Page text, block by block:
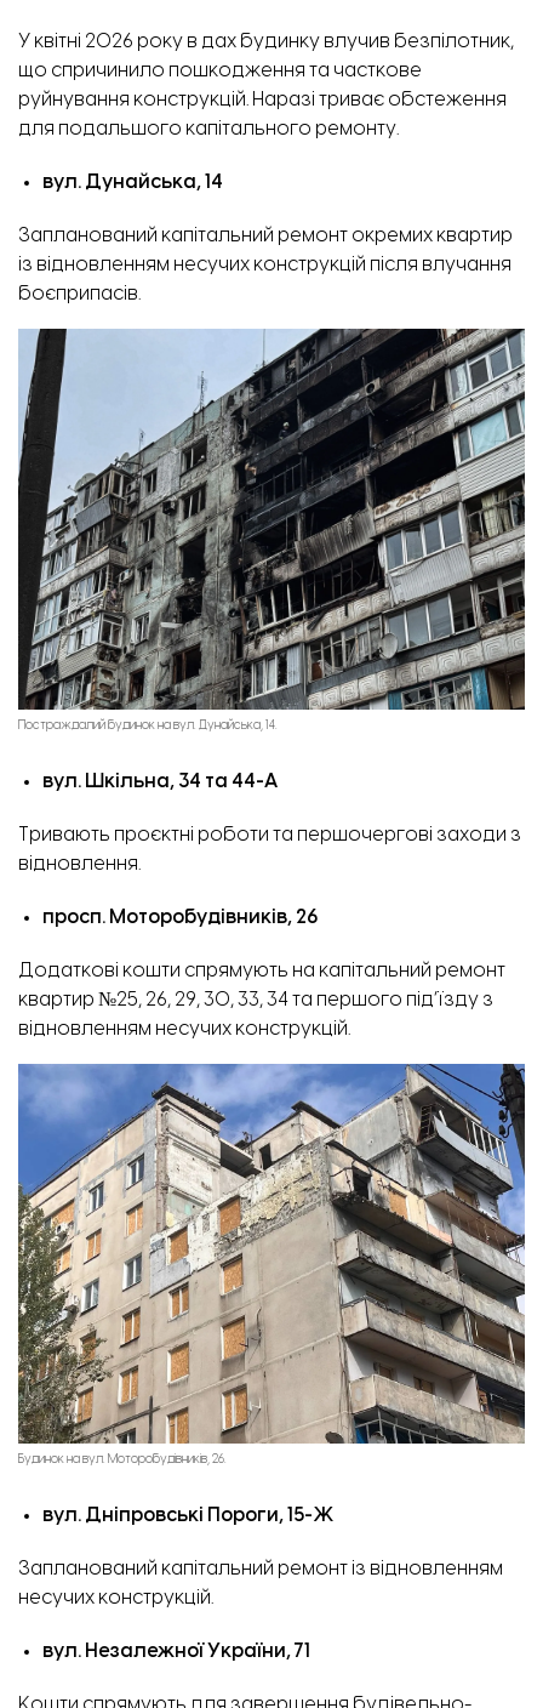
У квітні 2026 року в дах будинку влучив безпілотник,
що спричинило пошкодження та часткове
руйнування конструкцій. Наразі триває обстеження
для подальшого капітального ремонту.
вул. Дунайська, 14
Запланований капітальний ремонт окремих квартир
із відновленням несучих конструкцій після влучання
боєприпасів.
Постраждалий будинок на вул. Дунайська, 14.
вул. Шкільна, 34 та 44-А
Тривають проєктні роботи та першочергові заходи з
відновлення.
просп. Моторобудівників, 26
Додаткові кошти спрямують на капітальний ремонт
квартир №25, 26, 29, 30, 33, 34 та першого під’їзду з
відновленням несучих конструкцій.
Будинок на вул. Моторобудівників, 26.
вул. Дніпровські Пороги, 15-Ж
Запланований капітальний ремонт із відновленням
несучих конструкцій.
вул. Незалежної України, 71